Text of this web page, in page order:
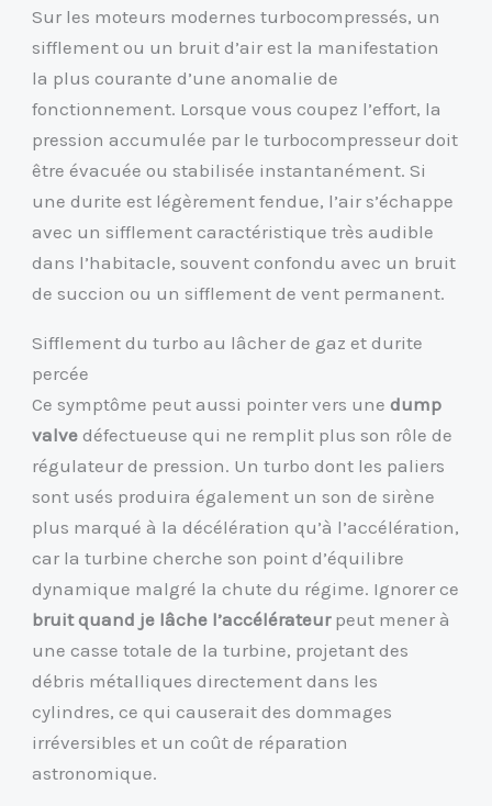
Sur les moteurs modernes turbocompressés, un
sifflement ou un bruit d’air est la manifestation
la plus courante d’une anomalie de
fonctionnement. Lorsque vous coupez l’effort, la
pression accumulée par le turbocompresseur doit
être évacuée ou stabilisée instantanément. Si
une durite est légèrement fendue, l’air s’échappe
avec un sifflement caractéristique très audible
dans l’habitacle, souvent confondu avec un bruit
de succion ou un sifflement de vent permanent.
Sifflement du turbo au lâcher de gaz et durite
percée
Ce symptôme peut aussi pointer vers unedump
valve défectueuse qui ne remplit plus son rôle de
régulateur de pression. Un turbo dont les paliers
sont usés produira également un son de sirène
plus marqué à la décélération qu’à l’accélération,
car la turbine cherche son point d’équilibre
dynamique malgré la chute du régime. Ignorer ce
bruit quand je lâche l’accélérateurpeut mener à
une casse totale de la turbine, projetant des
débris métalliques directement dans les
cylindres, ce qui causerait des dommages
irréversibles et un coût de réparation
astronomique.